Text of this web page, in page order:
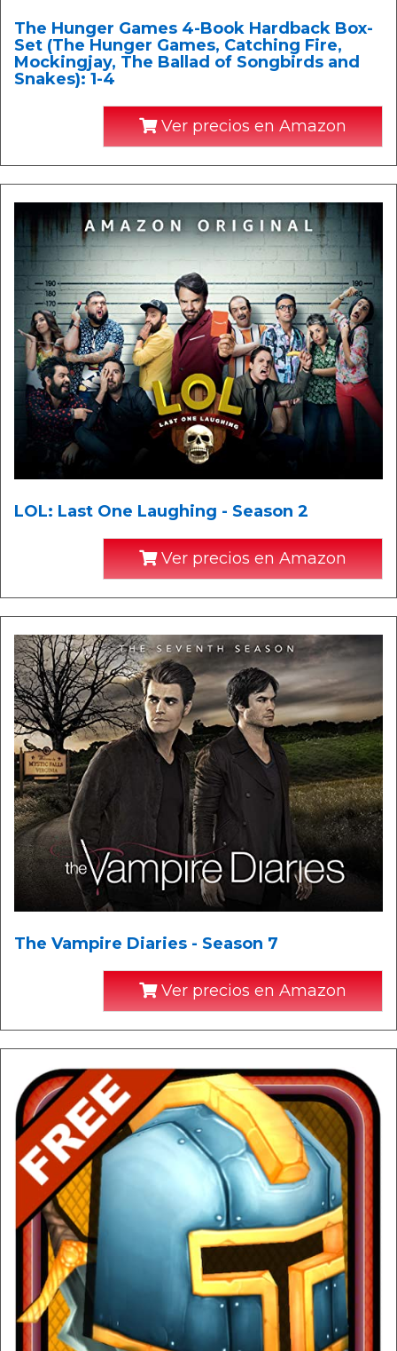
The Hunger Games 4-Book Hardback Box-
Set (The Hunger Games, Catching Fire,
Mockingjay, The Ballad of Songbirds and
Snakes): 1-4
Ver precios en Amazon
LOL: Last One Laughing - Season 2
Ver precios en Amazon
The Vampire Diaries - Season 7
Ver precios en Amazon